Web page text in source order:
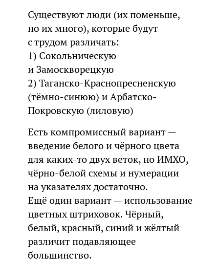
Существуют люди (их поменьше,
но их много), которые будут
с трудом различать:
1) Сокольническую
и Замоскворецкую
2) Таганско-Краснопресненскую
(тёмно-синюю) и Арбатско-
Покровскую (лиловую)
Есть компромиссный вариант —
введение белого и чёрного цвета
для каких-то двух веток, но ИМХО,
чёрно-белой схемы и нумерации
на указателях достаточно.
Ещё один вариант — использование
цветных штриховок. Чёрный,
белый, красный, синий и жёлтый
различит подавляющее
большинство.